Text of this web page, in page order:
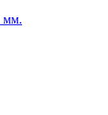
мм.